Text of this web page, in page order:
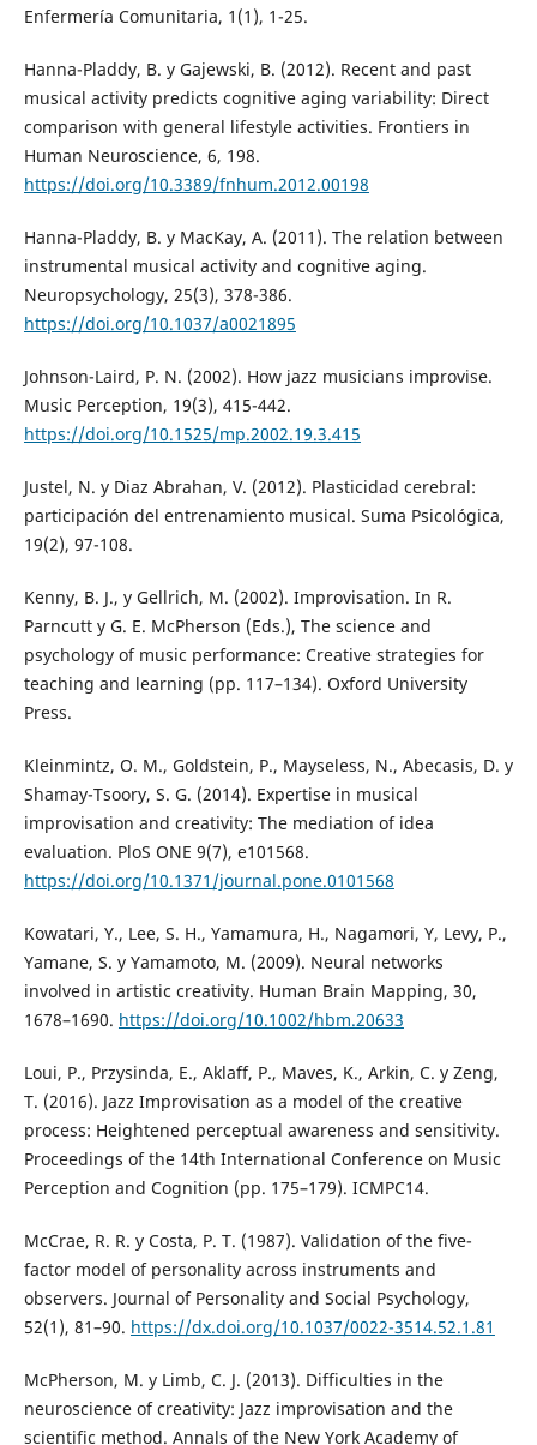
Enfermería Comunitaria, 1(1), 1-25.
Hanna-Pladdy, B. y Gajewski, B. (2012). Recent and past
musical activity predicts cognitive aging variability: Direct
comparison with general lifestyle activities. Frontiers in
Human Neuroscience, 6, 198.
https://doi.org/10.3389/fnhum.2012.00198
Hanna-Pladdy, B. y MacKay, A. (2011). The relation between
instrumental musical activity and cognitive aging.
Neuropsychology, 25(3), 378-386.
https://doi.org/10.1037/a0021895
Johnson-Laird, P. N. (2002). How jazz musicians improvise.
Music Perception, 19(3), 415-442.
https://doi.org/10.1525/mp.2002.19.3.415
Justel, N. y Diaz Abrahan, V. (2012). Plasticidad cerebral:
participación del entrenamiento musical. Suma Psicológica,
19(2), 97-108.
Kenny, B. J., y Gellrich, M. (2002). Improvisation. In R.
Parncutt y G. E. McPherson (Eds.), The science and
psychology of music performance: Creative strategies for
teaching and learning (pp. 117–134). Oxford University
Press.
Kleinmintz, O. M., Goldstein, P., Mayseless, N., Abecasis, D. y
Shamay-Tsoory, S. G. (2014). Expertise in musical
improvisation and creativity: The mediation of idea
evaluation. PloS ONE 9(7), e101568.
https://doi.org/10.1371/journal.pone.0101568
Kowatari, Y., Lee, S. H., Yamamura, H., Nagamori, Y, Levy, P.,
Yamane, S. y Yamamoto, M. (2009). Neural networks
involved in artistic creativity. Human Brain Mapping, 30,
1678–1690. https://doi.org/10.1002/hbm.20633
Loui, P., Przysinda, E., Aklaff, P., Maves, K., Arkin, C. y Zeng,
T. (2016). Jazz Improvisation as a model of the creative
process: Heightened perceptual awareness and sensitivity.
Proceedings of the 14th International Conference on Music
Perception and Cognition (pp. 175–179). ICMPC14.
McCrae, R. R. y Costa, P. T. (1987). Validation of the five-
factor model of personality across instruments and
observers. Journal of Personality and Social Psychology,
52(1), 81–90. https://dx.doi.org/10.1037/0022-3514.52.1.81
McPherson, M. y Limb, C. J. (2013). Difficulties in the
neuroscience of creativity: Jazz improvisation and the
scientific method. Annals of the New York Academy of